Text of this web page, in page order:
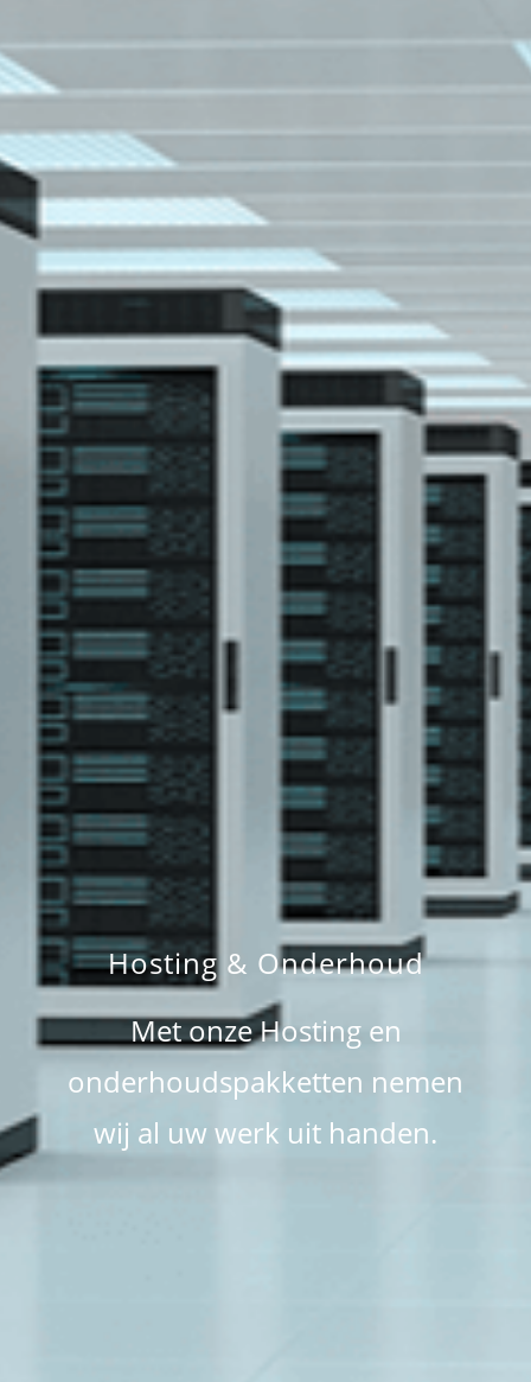
Hosting & Onderhoud
Met onze Hosting en
onderhoudspakketten nemen
wij al uw werk uit handen.